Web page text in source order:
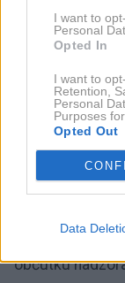
I want to
Personal
Opted In
I want to
Retention,
Personal
Purposes
Opted Out
Data
zasebnosti ali
posameznik
prostor.
Če nekdo ne
predvsem za
občutku